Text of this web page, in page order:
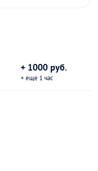
+ 1000 руб.
+ еще 1 час